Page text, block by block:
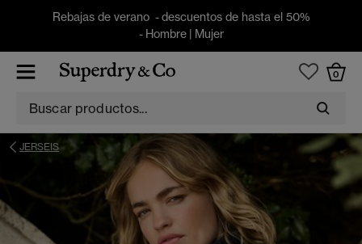
Rebajas de verano - descuentos de hasta el 50%
- Hombre| Mujer
0
JERSEIS